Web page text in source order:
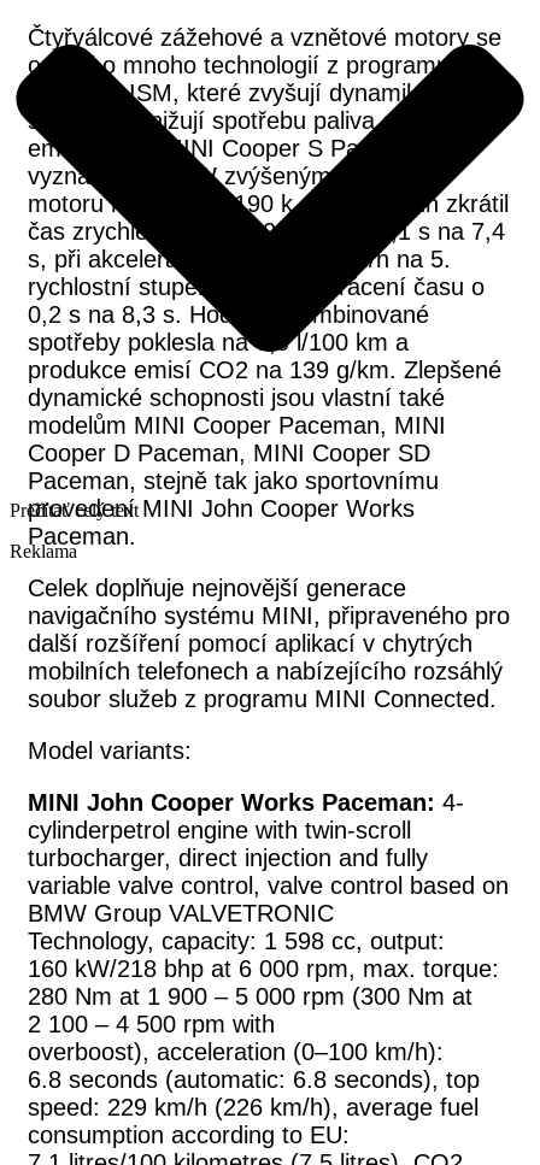
Čtyřválcové zážehové a vznětové motory se
opírají o mnoho technologií z programu
MINIMALISM, které zvyšují dynamiku a
současně snižují spotřebu paliva a produkci
emisí. Nové MINI Cooper S Paceman se
vyznačuje o 5 kW zvýšeným výkonem
motoru na 140 kW/190 k. Tento posun zkrátil
čas zrychlení z 0 na 100 km/h o 0,1 s na 7,4
s, při akceleraci z 80 na 120 km/h na 5.
rychlostní stupeň došlo ke zkrácení času o
0,2 s na 8,3 s. Hodnota kombinované
spotřeby poklesla na 6,0 l/100 km a
produkce emisí CO2 na 139 g/km. Zlepšené
dynamické schopnosti jsou vlastní také
modelům MINI Cooper Paceman, MINI
Cooper D Paceman, MINI Cooper SD
Paceman, stejně tak jako sportovnímu
provedení MINI John Cooper Works
Paceman.
Celek doplňuje nejnovější generace
navigačního systému MINI, připraveného pro
další rozšíření pomocí aplikací v chytrých
mobilních telefonech a nabízejícího rozsáhlý
soubor služeb z programu MINI Connected.
Model variants:
MINI John Cooper Works Paceman: 4-
cylinderpetrol engine with twin-scroll
turbocharger, direct injection and fully
variable valve control, valve control based on
BMW Group VALVETRONIC
Technology, capacity: 1 598 cc, output:
160 kW/218 bhp at 6 000 rpm, max. torque:
280 Nm at 1 900 – 5 000 rpm (300 Nm at
2 100 – 4 500 rpm with
overboost), acceleration (0–100 km/h):
6.8 seconds (automatic: 6.8 seconds), top
speed: 229 km/h (226 km/h), average fuel
consumption according to EU:
Prečítať celý text
Reklama